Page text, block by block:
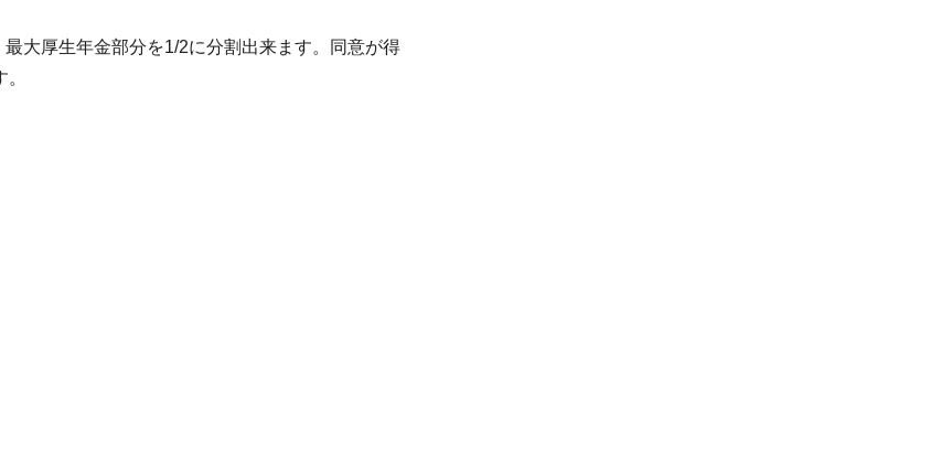
大厚生年金部分を1/2に分割出来ます。同意が得